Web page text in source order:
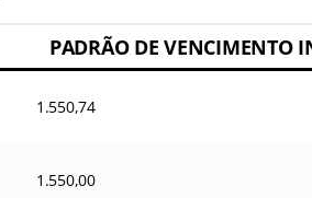
PADRÃO DE VENCIMENTO
1.550,74
1.550,00